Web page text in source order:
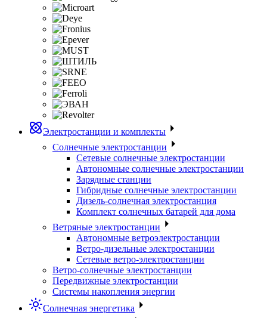
Электростанции и комплекты
Солнечные электростанции
Сетевые солнечные электростанции
Автономные солнечные электростанции
Зарядные станции
Гибридные солнечные электростанции
Дизель-солнечная электростанция
Комплект солнечных батарей для дома
Ветряные электростанции
Автономные ветроэлектростанции
Ветро-дизельные электростанции
Сетевые ветро-электростанции
Ветро-солнечные электростанции
Передвижные электростанции
Системы накопления энергии
Солнечная энергетика